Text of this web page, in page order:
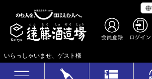
いらっしゃいませ、ゲスト様